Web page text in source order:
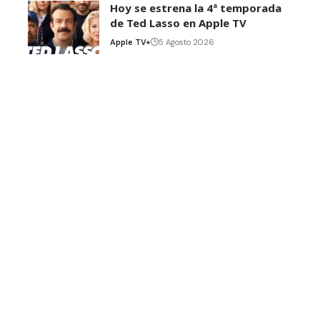
Hoy se estrena la 4ª temporada
de Ted Lasso en Apple TV
Apple TV+ 5 Agosto 2026